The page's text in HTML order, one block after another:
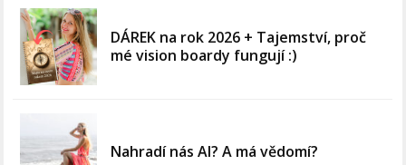
DÁREK na rok 2026 + Tajemství, proč
mé vision boardy fungují :)
Nahradí nás AI? A má vědomí?